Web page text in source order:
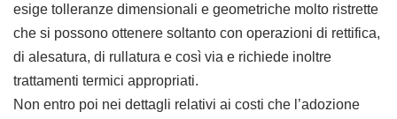
esige tolleranze dimensionali e geometriche molto ristrette
che si possono ottenere soltanto con operazioni di rettifica,
di alesatura, di rullatura e così via e richiede inoltre
trattamenti termici appropriati.
Non entro poi nei dettagli relativi ai costi che l’adozione